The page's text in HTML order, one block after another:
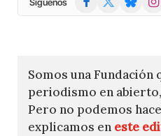
Somos una Fundación
periodismo en
Pero no podemos
explicamos en este